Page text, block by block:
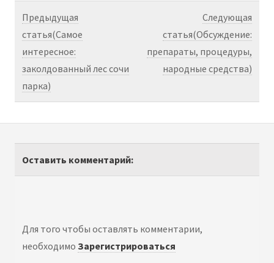
Предыдущая
статья(Самое
интересное:
заколдованный лес сочи
парка)
Следующая
статья(Обсуждение:
препараты, процедуры,
народные средства)
Оставить комментарий:
Для того чтобы оставлять комментарии,
необходимо Зарегистрироваться